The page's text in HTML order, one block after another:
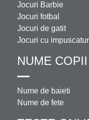
Jocuri Barbie
Jocuri fotbal
Jocuri de gatit
Jocuri cu
NUME COPII
Nume de baieti
Nume de fete